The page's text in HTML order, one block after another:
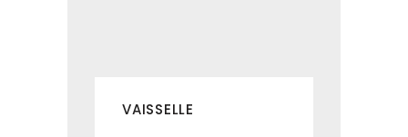
VAISSELLE